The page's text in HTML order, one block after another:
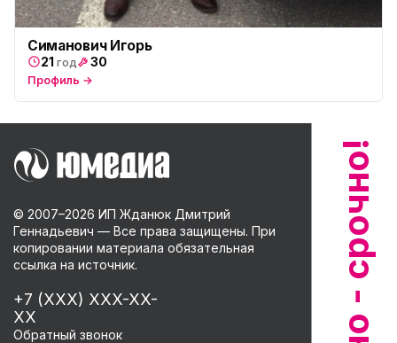
Симанович Игорь
21 год 30
Профиль →
© 2007–2026 ИП Жданюк Дмитрий
Геннадьевич — Все права защищены. При
копировании материала обязательная
ссылка на источник.
+7 (XXX) XXX-XX-
XX
Обратный звонок